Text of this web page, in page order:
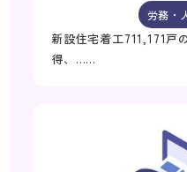
労務・
新設住宅着工711,171戸
得、……